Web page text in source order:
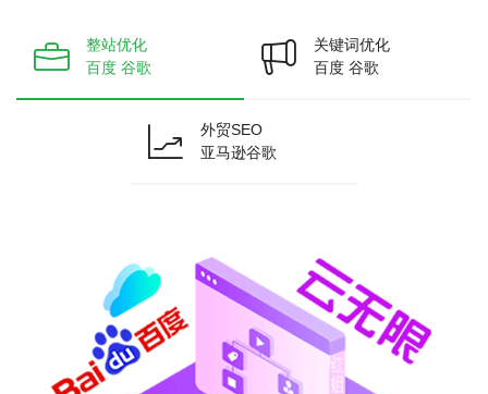
整站优化
百度 谷歌
关键词优化
百度 谷歌
外贸SEO
亚马逊谷歌